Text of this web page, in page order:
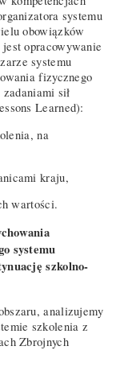
systemu
obowiązków
opracowywanie
systemu
fizycznego
sił
Learned):
na
kraju,
wartości.
systemu
szkolno-
analizujemy
szkolenia z
Zbrojnych